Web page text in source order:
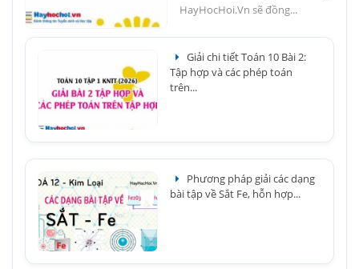
HayHocHoi.Vn sẽ đồng...
Giải chi tiết Toán 10 Bài 2:
Tập hợp và các phép toán
trên...
Phương pháp giải các dạng
bài tập về Sắt Fe, hỗn hợp...